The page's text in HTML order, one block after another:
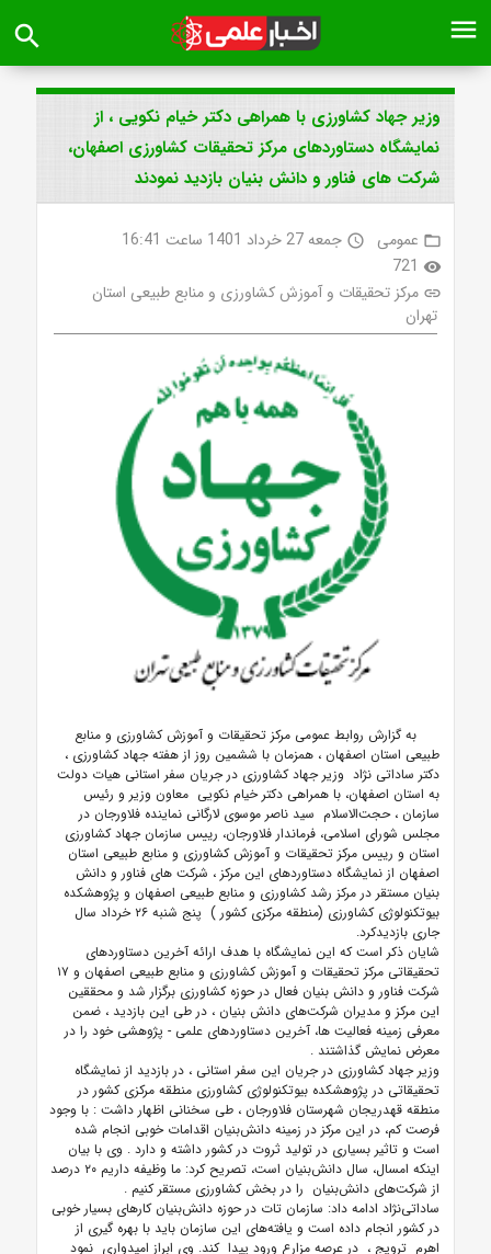
menu
search
وزیر جهاد کشاورزی با همراهی دکتر خیام نکویی ، از
نمایشگاه دستاوردهای مرکز تحقیقات کشاورزی اصفهان،
شرکت های فناور و دانش بنیان بازدید نمودند
folder_open عمومی access_time جمعه 27 خرداد 1401 ساعت 16:41
visibility
721
link مرکز تحقیقات و آموزش کشاورزی و منابع طبیعی استان
تهران
به گزارش روابط عمومی مرکز تحقیقات و آموزش کشاورزی و منابع
طبیعی استان اصفهان ، همزمان با ششمین روز از هفته جهاد کشاورزی ،
دکتر ساداتی نژاد وزیر جهاد کشاورزی در جریان سفر استانی هیات دولت
به استان اصفهان، با همراهی دکتر خیام نکویی معاون وزیر و رئیس
سازمان ، حجت‌الاسلام سید ناصر موسوی لارگانی نماینده فلاورجان در
مجلس شورای اسلامی، فرماندار فلاورجان، رییس سازمان جهاد کشاورزی
استان و رییس مرکز تحقیقات و آموزش کشاورزی و منابع طبیعی استان
اصفهان از نمایشگاه دستاوردهای این مرکز ، شرکت های فناور و دانش
بنیان مستقر در مرکز رشد کشاورزی و منابع طبیعی اصفهان و پژوهشکده
بیوتکنولوژی کشاورزی (منطقه مرکزی کشور ) پنج شنبه ۲۶ خرداد سال
جاری بازدیدکرد.
شایان ذکر است که این نمایشگاه با هدف ارائه آخرین دستاوردهای
تحقیقاتی مرکز تحقیقات و آموزش کشاورزی و منابع طبیعی اصفهان و ۱۷
شرکت فناور و دانش بنیان فعال در حوزه کشاورزی برگزار شد و محققین
این مرکز و مدیران شرکت‌های دانش بنیان ، در طی این بازدید ، ضمن
معرفی زمینه فعالیت ها، آخرین دستاوردهای علمی - پژوهشیخود را در
معرض نمایش گذاشتند .
وزیر جهاد کشاورزی در جریان این سفر استانی ، در بازدید از نمایشگاه
تحقیقاتی در پژوهشکده بیوتکنولوژی کشاورزی منطقه مرکزی کشور در
منطقه قهدریجان شهرستان فلاورجان ، طی سخنانی اظهار داشت : با وجود
فرصت کم، در این مرکز در زمینه دانش‌بنیان اقدامات خوبی انجام شده
است و تاثیر بسیاری در تولید ثروت در کشور داشته و دارد . وی با بیان
اینکه امسال، سال دانش‌بنیان است، تصریح کرد: ما وظیفه داریم ۲۰ درصد
از شرکت‌های دانش‌بنیان را در بخش کشاورزی مستقر کنیم .
ساداتی‌نژاد ادامه داد: سازمان تات در حوزه دانش‌بنیان کارهای بسیار خوبی
در کشور انجام داده است و یافته‌های این سازمان باید با بهره گیری از
اهرم ترویج ، در عرصه مزارع ورود پیدا کند. وی ابراز امیدواری نمود